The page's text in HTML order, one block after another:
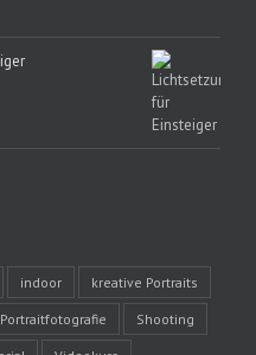
indoor kreative Portraits
Portraitfotografie Shooting